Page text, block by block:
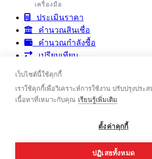
เครื่องมือ
ประเมินราคา
คำนวณสินเชื่อ
คำนวณกำลังซื้อ
เปรียบเทียบ
รายงานตลาดคอนโด
ชุมชน & บทความ
ชุมชน
เว็บไซต์นี้ใช้คุกกี้
เราใช้คุกกี้เพื่อวิเคราะห์การใช้งาน ปรับปรุงประ
เนื้อหาที่เหมาะกับคุณ เรียนรู้เพิ่มเติม
ตั้งค่าคุกกี้
ปฏิเสธทั้งหมด